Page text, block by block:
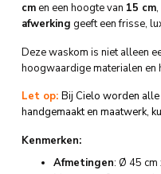
cmen een hoogte van 15 cm
afwerking geeft een frisse,
Deze waskom is niet alleen
hoogwaardige materialen en
Let op: Bij Cielo worden
handgemaakt en maatwerk,
Kenmerken:
Afmetingen: Ø 45 cm